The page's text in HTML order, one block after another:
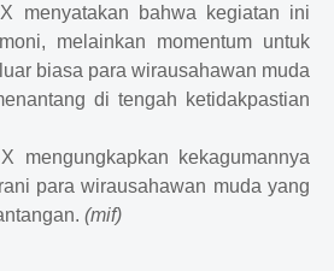
menyatakan bahwa kegiatan ini
melainkan momentum untuk
biasa para wirausahawan muda
di tengah ketidakpastian
mengungkapkan kekagumannya
para wirausahawan muda yang
(mif)